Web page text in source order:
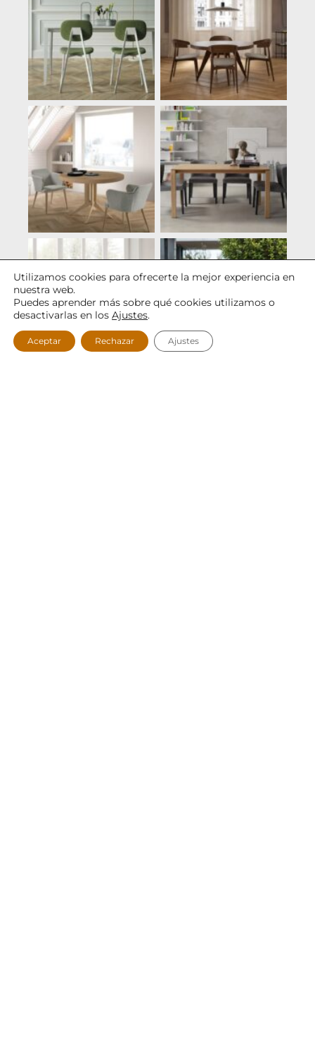
Utilizamos cookies para ofrecerte la mejor experiencia en
nuestra web.
Puedes aprender más sobre qué cookies utilizamos o
desactivarlas en los Ajustes.
Aceptar Rechazar Ajustes